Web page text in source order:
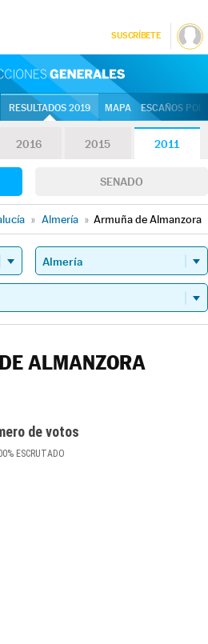
SUSCRÍBETE
RESULTADOS 2019 MAPA ESCAÑOS
2016 2015 2011
SENADO
» Almería » Armuña de Almanzora
ALMANZORA
de votos
% ESCRUTADO